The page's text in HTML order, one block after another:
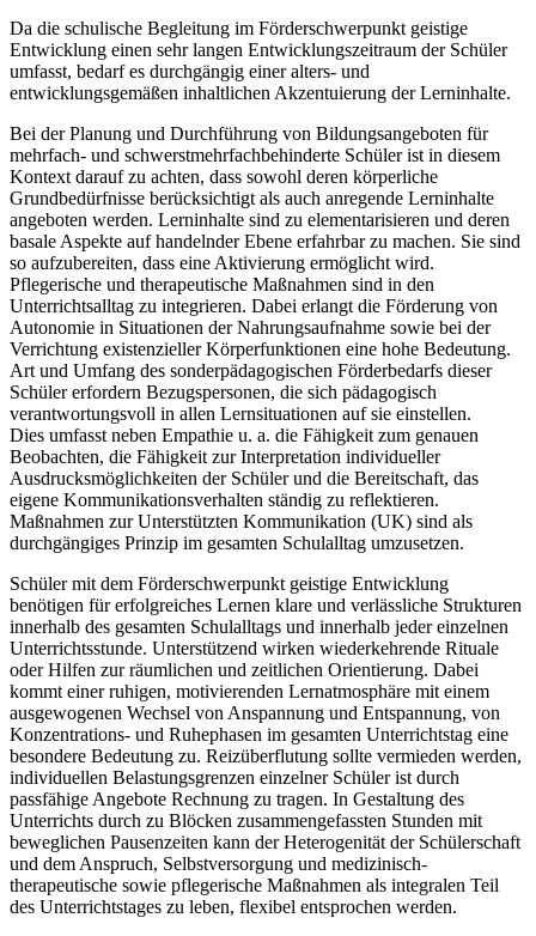
Da die schulische Begleitung im Förderschwerpunkt geistige
Entwicklung einen sehr langen Entwicklungszeitraum der Schüler
umfasst, bedarf es durchgängig einer alters- und
entwicklungsgemäßen inhaltlichen Akzentuierung der Lerninhalte.
Bei der Planung und Durchführung von Bildungsangeboten für
mehrfach- und schwerstmehrfachbehinderte Schüler ist in diesem
Kontext darauf zu achten, dass sowohl deren körperliche
Grundbedürfnisse berücksichtigt als auch anregende Lerninhalte
angeboten werden. Lerninhalte sind zu elementarisieren und deren
basale Aspekte auf handelnder Ebene erfahrbar zu machen. Sie sind
so aufzubereiten, dass eine Aktivierung ermöglicht wird.
Pflegerische und therapeutische Maßnahmen sind in den
Unterrichtsalltag zu integrieren. Dabei erlangt die Förderung von
Autonomie in Situationen der Nahrungsaufnahme sowie bei der
Verrichtung existenzieller Körperfunktionen eine hohe Bedeutung.
Art und Umfang des sonderpädagogischen Förderbedarfs dieser
Schüler erfordern Bezugspersonen, die sich pädagogisch
verantwortungsvoll in allen Lernsituationen auf sie einstellen.
Dies umfasst neben Empathie u. a. die Fähigkeit zum genauen
Beobachten, die Fähigkeit zur Interpretation individueller
Ausdrucksmöglichkeiten der Schüler und die Bereitschaft, das
eigene Kommunikationsverhalten ständig zu reflektieren.
Maßnahmen zur Unterstützten Kommunikation (UK) sind als
durchgängiges Prinzip im gesamten Schulalltag umzusetzen.
Schüler mit dem Förderschwerpunkt geistige Entwicklung
benötigen für erfolgreiches Lernen klare und verlässliche Strukturen
innerhalb des gesamten Schulalltags und innerhalb jeder einzelnen
Unterrichtsstunde. Unterstützend wirken wiederkehrende Rituale
oder Hilfen zur räumlichen und zeitlichen Orientierung. Dabei
kommt einer ruhigen, motivierenden Lernatmosphäre mit einem
ausgewogenen Wechsel von Anspannung und Entspannung, von
Konzentrations- und Ruhephasen im gesamten Unterrichtstag eine
besondere Bedeutung zu. Reizüberflutung sollte vermieden werden,
individuellen Belastungsgrenzen einzelner Schüler ist durch
passfähige Angebote Rechnung zu tragen. In Gestaltung des
Unterrichts durch zu Blöcken zusammengefassten Stunden mit
beweglichen Pausenzeiten kann der Heterogenität der Schülerschaft
und dem Anspruch, Selbstversorgung und medizinisch-
therapeutische sowie pflegerische Maßnahmen als integralen Teil
des Unterrichtstages zu leben, flexibel entsprochen werden.